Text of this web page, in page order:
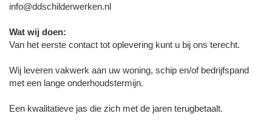
info@ddschilderwerken.nl
Wat wij doen:
Van het eerste contact tot oplevering kunt u bij ons terecht.
Wij leveren vakwerk aan uw woning, schip en/of bedrijfspand
met een lange onderhoudstermijn.
Een kwalitatieve jas die zich met de jaren terugbetaalt.